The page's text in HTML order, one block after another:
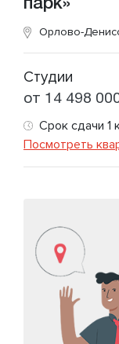
парк»
Орлово-
Студии
от 14 498
Срок сдачи 1
Посмотреть